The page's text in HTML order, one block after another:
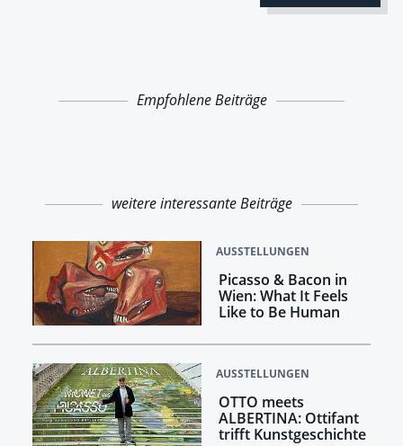
Empfohlene Beiträge
weitere interessante Beiträge
AUSSTELLUNGEN
Picasso & Bacon in
Wien: What It Feels
Like to Be Human
AUSSTELLUNGEN
OTTO meets
ALBERTINA: Ottifant
trifft Kunstgeschichte